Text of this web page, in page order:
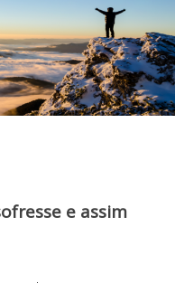
e assim